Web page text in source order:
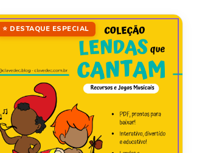
⭐ DESTAQUE ESPECIAL